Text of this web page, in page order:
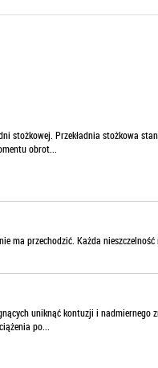
stożkowej. Przekładnia stożkowa
obrot...
ma przechodzić. Każda nieszczelność
uniknąć kontuzji i nadmiernego
po...